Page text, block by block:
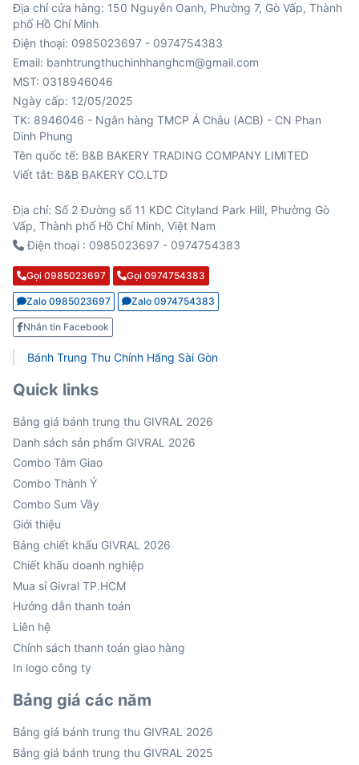
Địa chỉ cửa hàng: 150 Nguyễn Oanh, Phường 7, Gò Vấp, Thành
phố Hồ Chí Minh
Điện thoại: 0985023697 - 0974754383
Email: banhtrungthuchinhhanghcm@gmail.com
MST: 0318946046
Ngày cấp: 12/05/2025
TK: 8946046 - Ngân hàng TMCP Á Châu (ACB) - CN Phan
Viết tắt: B&B BAKERY CO.LTD
Địa chỉ: Số 2 Đường số 11 KDC Cityland Park Hill, Phường Gò
Vấp, Thành phố Hồ Chí Minh, Việt Nam
Điện thoại : 0985023697 - 0974754383
Gọi 0985023697 Gọi 0974754383
Zalo 0985023697 Zalo 0974754383
Nhắn tin Facebook
Bánh Trung Thu Chính Hãng Sài Gòn
Quick links
Bảng giá bánh trung thu GIVRAL 2026
Danh sách sản phẩm GIVRAL 2026
Combo Tâm Giao
Combo Thành Ý
Combo Sum Vầy
Giới thiệu
Bảng chiết khấu GIVRAL 2026
Chiết khấu doanh nghiệp
Mua sỉ Givral TP.HCM
Hướng dẫn thanh toán
Liên hệ
Chính sách thanh toán giao hàng
In logo công ty
Bảng giá các năm
Bảng giá bánh trung thu GIVRAL 2026
Bảng giá bánh trung thu GIVRAL 2025